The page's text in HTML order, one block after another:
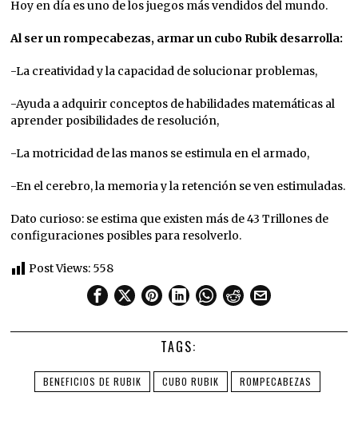
Hoy en día es uno de los juegos más vendidos del mundo.
Al ser un rompecabezas, armar un cubo Rubik desarrolla:
-La creatividad y la capacidad de solucionar problemas,
-Ayuda a adquirir conceptos de habilidades matemáticas al
aprender posibilidades de resolución,
-La motricidad de las manos se estimula en el armado,
-En el cerebro, la memoria y la retención se ven estimuladas.
Dato curioso: se estima que existen más de 43 Trillones de
configuraciones posibles para resolverlo.
Post Views: 558
TAGS:
BENEFICIOS DE RUBIK CUBO RUBIK ROMPECABEZAS